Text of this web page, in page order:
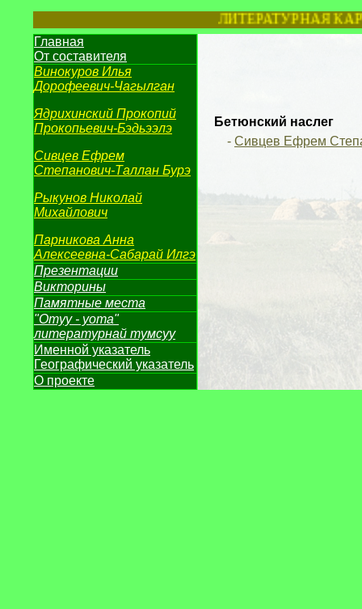
ЛИТЕРАТУРНАЯ
Главная
От составителя
Винокуров Илья
Дорофеевич-Чагылган
Ядрихинский Прокопий
Прокопьевич-Бэдьээлэ
Сивцев Ефрем
Степанович-Таллан Бурэ
Рыкунов Николай
Михайлович
Парникова Анна
Алексеевна-Сабарай Илгэ
Презентации
Викторины
Памятные места
"Отуу - уота"
литературнай тумсуу
Именной указатель
Географический указатель
О проекте
Бетюнский наслег
- Сивцев Ефрем